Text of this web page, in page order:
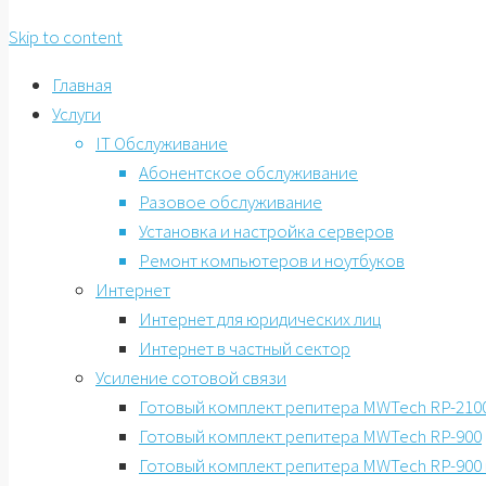
Skip to content
Главная
Услуги
IT Обслуживание
Абонентское обслуживание
Разовое обслуживание
Установка и настройка серверов
Ремонт компьютеров и ноутбуков
Интернет
Интернет для юридических лиц
Интернет в частный сектор
Усиление сотовой связи
Готовый комплект репитера MWTech RP-
Готовый комплект репитера MWTech RP-900
Готовый комплект репитера MWTech RP-